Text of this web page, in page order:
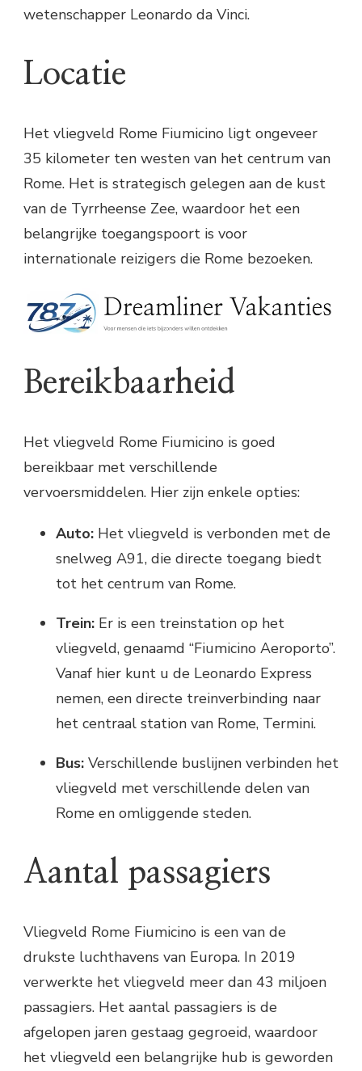
wetenschapper Leonardo da Vinci.
Locatie
Het vliegveld Rome Fiumicino ligt ongeveer
35 kilometer ten westen van het centrum van
Rome. Het is strategisch gelegen aan de kust
van de Tyrrheense Zee, waardoor het een
belangrijke toegangspoort is voor
internationale reizigers die Rome bezoeken.
Bereikbaarheid
Het vliegveld Rome Fiumicino is goed
bereikbaar met verschillende
vervoersmiddelen. Hier zijn enkele opties:
Auto: Het vliegveld is verbonden met de
snelweg A91, die directe toegang biedt
tot het centrum van Rome.
Trein: Er is een treinstation op het
vliegveld, genaamd “Fiumicino Aeroporto”.
Vanaf hier kunt u de Leonardo Express
nemen, een directe treinverbinding naar
het centraal station van Rome, Termini.
Bus: Verschillende buslijnen verbinden het
vliegveld met verschillende delen van
Rome en omliggende steden.
Aantal passagiers
Vliegveld Rome Fiumicino is een van de
drukste luchthavens van Europa. In 2019
verwerkte het vliegveld meer dan 43 miljoen
passagiers. Het aantal passagiers is de
afgelopen jaren gestaag gegroeid, waardoor
het vliegveld een belangrijke hub is geworden